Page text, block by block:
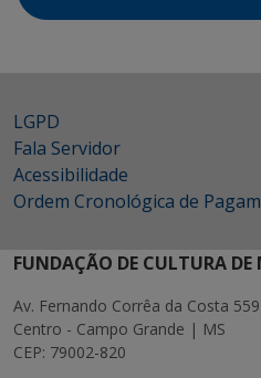
LGPD
Fala Servidor
Acessibilidade
Ordem Cronológica de
FUNDAÇÃO DE CULTURA
Av. Fernando Corrêa da Costa 559
Centro - Campo Grande | MS
CEP: 79002-820